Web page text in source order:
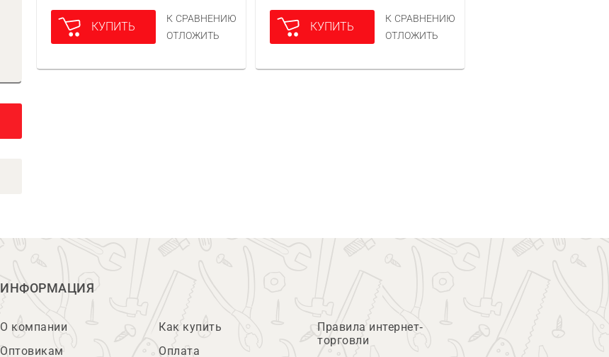
КУПИТЬ
К СРАВНЕНИЮ
ОТЛОЖИТЬ
КУПИТЬ
К СРАВНЕНИЮ
ОТЛОЖИТЬ
ИНФОРМАЦИЯ
О компании
Оптовикам
Как купить
Оплата
Правила интернет-
торговли